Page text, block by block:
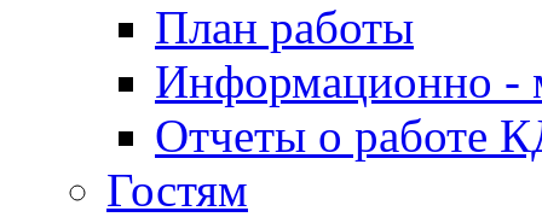
План работы
Информационно -
Отчеты о работе
Гостям